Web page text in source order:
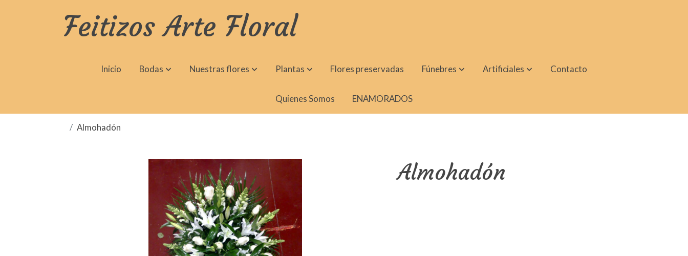
Feitizos Arte Floral
Inicio Bodas Nuestras flores Plantas Flores preservadas Fúnebres Artificiales Contacto
Quienes Somos ENAMORADOS
Almohadón
Almohadón